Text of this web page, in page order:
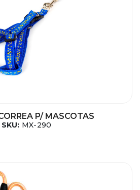
P/ MASCOTAS
SKU: MX-290